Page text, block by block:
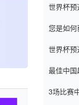
世界杯
您是如
世界杯预
最佳中国
（
3场比赛